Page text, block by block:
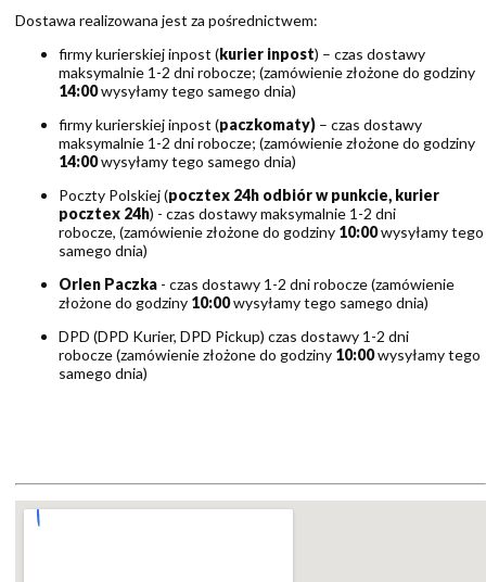
Dostawa realizowana jest za pośrednictwem:
firmy kurierskiej inpost (kurier inpost) – czas dostawy
maksymalnie 1-2 dni robocze; (zamówienie złożone do godziny
14:00wysyłamy tego samego dnia)
firmy kurierskiej inpost (paczkomaty) – czas dostawy
maksymalnie 1-2 dni robocze; (zamówienie złożone do godziny
14:00wysyłamy tego samego dnia)
Poczty Polskiej (pocztex 24h odbiór w punkcie, kurier
pocztex 24h) - czas dostawy maksymalnie 1-2 dni
robocze, (zamówienie złożone do godziny 10:00wysyłamy tego
samego dnia)
Orlen Paczka - czas dostawy 1-2 dni robocze (zamówienie
złożone do godziny 10:00wysyłamy tego samego dnia)
DPD (DPD Kurier, DPD Pickup) czas dostawy 1-2 dni
robocze (zamówienie złożone do godziny 10:00wysyłamy tego
samego dnia)